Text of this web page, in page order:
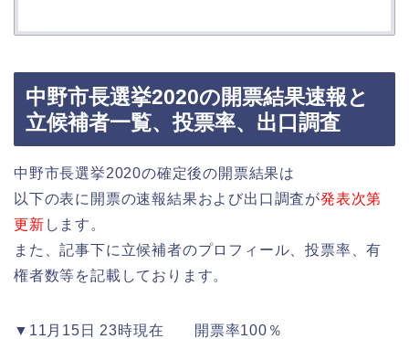
中野市長選挙2020の開票結果速報と
立候補者一覧、投票率、出口調査
中野市長選挙2020の確定後の開票結果は
以下の表に開票の速報結果および出口調査が発表次第
更新 します。
また、記事下に立候補者のプロフィール、投票率、有
権者数等を記載しております。
▼11月15日 23時現在 開票率100％